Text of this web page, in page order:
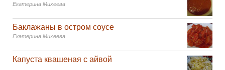
Екатерина Михеева
Баклажаны в остром соусе
Екатерина Михеева
Капуста квашеная с айвой